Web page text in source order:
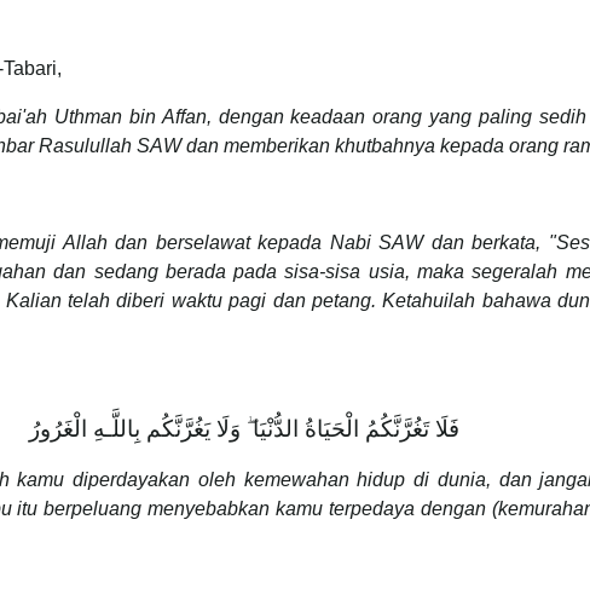
Uthman bin Affan, dengan keadaan orang yang paling
Rasulullah SAW dan memberikan khutbahnya kepada orang
Allah dan berselawat kepada Nabi SAW dan berkata,
dan sedang berada pada sisa-sisa usia, maka segeralah
telah diberi waktu pagi dan petang. Ketahuilah bahawa
kamu diperdayakan oleh kemewahan hidup di dunia, dan
itu berpeluang menyebabkan kamu terpedaya dengan